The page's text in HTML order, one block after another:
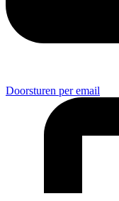
Doorsturen per email